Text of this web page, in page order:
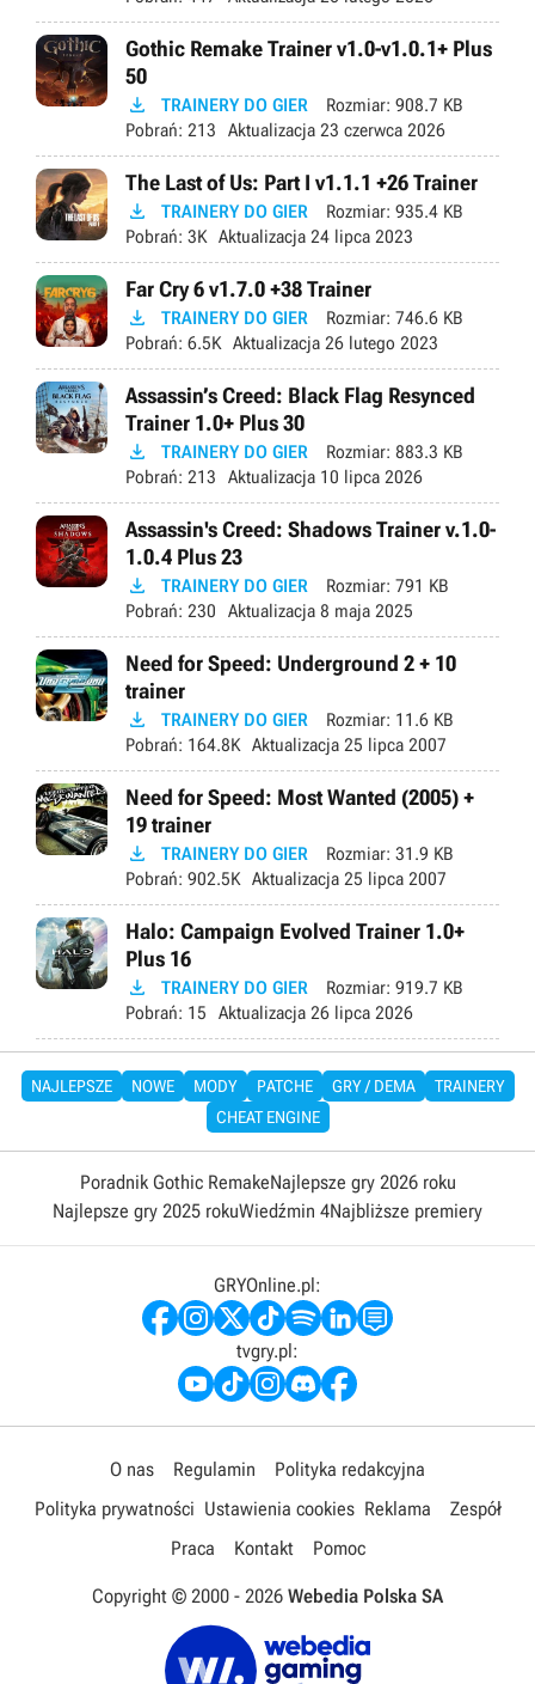
Gothic Remake Trainer v1.0-v1.0.1+ Plus
50
 TRAINERY DO GIER Rozmiar: 908.7 KB
Pobrań: 213 Aktualizacja 23 czerwca 2026
The Last of Us: Part I v1.1.1 +26 Trainer
 TRAINERY DO GIER Rozmiar: 935.4 KB
Pobrań: 3K Aktualizacja 24 lipca 2023
Far Cry 6 v1.7.0 +38 Trainer
 TRAINERY DO GIER Rozmiar: 746.6 KB
Pobrań: 6.5K Aktualizacja 26 lutego 2023
Assassin’s Creed: Black Flag Resynced
Trainer 1.0+ Plus 30
 TRAINERY DO GIER Rozmiar: 883.3 KB
Pobrań: 213 Aktualizacja 10 lipca 2026
Assassin's Creed: Shadows Trainer v.1.0-
1.0.4 Plus 23
 TRAINERY DO GIER Rozmiar: 791 KB
Pobrań: 230 Aktualizacja 8 maja 2025
Need for Speed: Underground 2 + 10
trainer
 TRAINERY DO GIER Rozmiar: 11.6 KB
Pobrań: 164.8K Aktualizacja 25 lipca 2007
Need for Speed: Most Wanted (2005) +
19 trainer
 TRAINERY DO GIER Rozmiar: 31.9 KB
Pobrań: 902.5K Aktualizacja 25 lipca 2007
Halo: Campaign Evolved Trainer 1.0+
Plus 16
 TRAINERY DO GIER Rozmiar: 919.7 KB
Pobrań: 15 Aktualizacja 26 lipca 2026
NAJLEPSZE NOWE MODY PATCHE GRY / DEMA
TRAINERY
CHEAT ENGINE
Poradnik Gothic RemakeNajlepsze gry 2026 roku
Najlepsze gry 2025 rokuWiedźmin 4Najbliższe premiery
GRYOnline.pl:
tvgry.pl:
O nas Regulamin
Polityka redakcyjna
Polityka prywatności Ustawienia cookies Reklama
Zespół
Praca
Kontakt Pomoc
Copyright © 2000 - 2026 Webedia Polska SA